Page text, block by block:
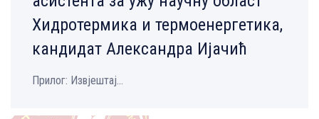
Хидротермика и термоенергетика,
кандидат Александра Ијачић
Прилог: Извјештај...